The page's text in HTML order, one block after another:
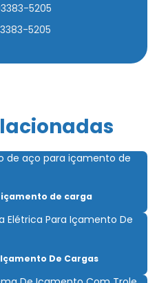
rolantes
De Carga
5205
5205
de carga
De Cargas